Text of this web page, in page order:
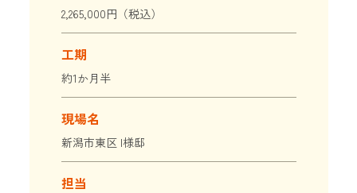
2,265,000円（税込）
工期
約1か月半
現場名
新潟市東区 I様邸
担当